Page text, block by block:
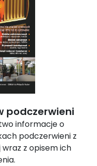
podczerwieni
informacje o
podczerwieni z
z opisem ich